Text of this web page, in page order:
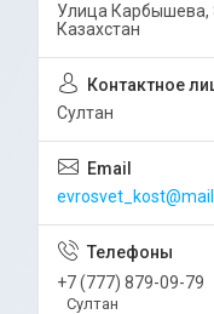
Улица Карбышева,
Казахстан
Султан
+7 (777) 879-09-79
Султан